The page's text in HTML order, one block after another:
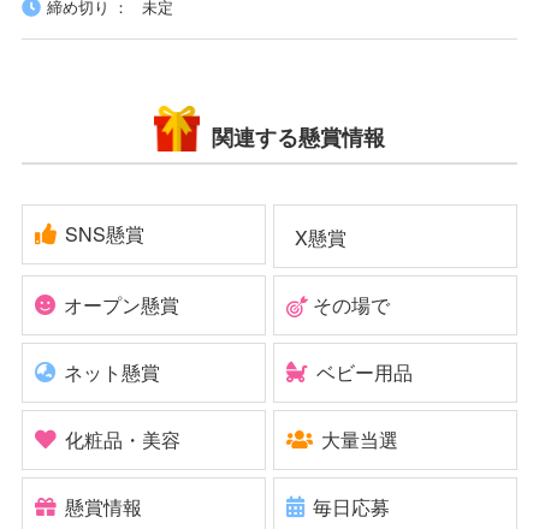
締め切り 未定
関連する懸賞情報
SNS懸賞 X懸賞
オープン懸賞 その場で
ネット懸賞 ベビー用品
化粧品・美容 大量当選
懸賞情報 毎日応募